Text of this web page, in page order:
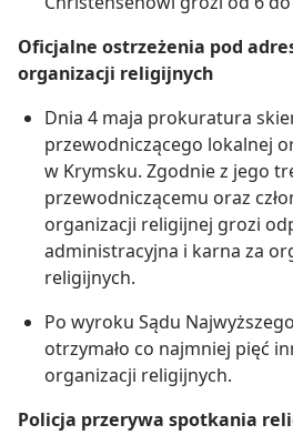
Oficjalne ostrzeżenia pod
organizacji religijnych
Dnia 4 maja prokuratura
przewodniczącego lokalnej
w Krymsku. Zgodnie z jego
przewodniczącemu oraz
organizacji religijnej grozi
administracyjna i karna za
religijnych.
Po wyroku Sądu
otrzymało co najmniej pięć
organizacji religijnych.
Policja przerywa spotkania